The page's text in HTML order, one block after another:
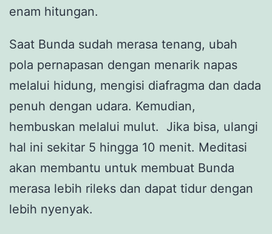
enam hitungan.
Saat Bunda sudah merasa tenang, ubah
pola pernapasan dengan menarik napas
melalui hidung, mengisi diafragma dan dada
penuh dengan udara. Kemudian,
hembuskan melalui mulut. Jika bisa, ulangi
hal ini sekitar 5 hingga 10 menit. Meditasi
akan membantu untuk membuat Bunda
merasa lebih rileks dan dapat tidur dengan
lebih nyenyak.